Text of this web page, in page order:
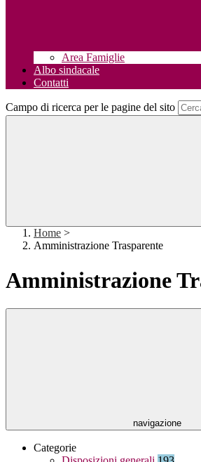
Area Famiglie
Albo sindacale
Contatti
Campo di ricerca per le pagine del sito
Home >
Amministrazione Trasparente
Amministrazione
navigazione
Categorie